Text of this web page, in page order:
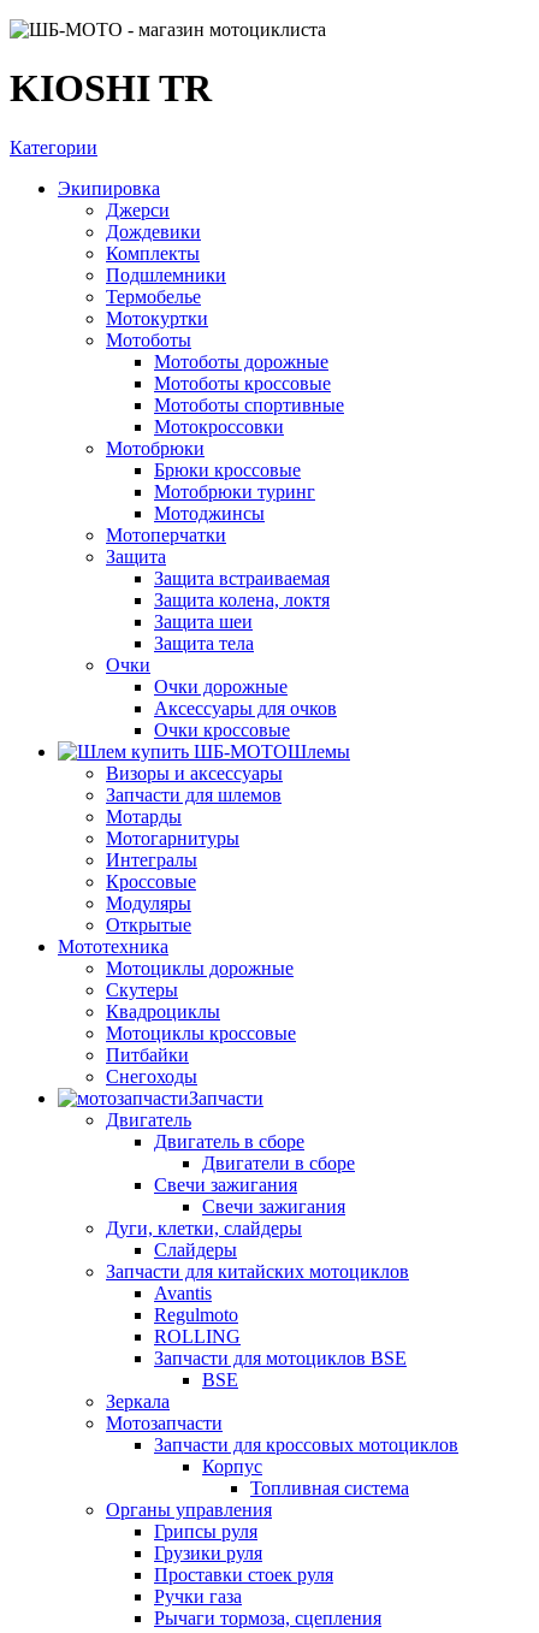
KIOSHI TR
Категории
Экипировка
Джерси
Дождевики
Комплекты
Подшлемники
Термобелье
Мотокуртки
Мотоботы
Мотоботы дорожные
Мотоботы кроссовые
Мотоботы спортивные
Мотокроссовки
Мотобрюки
Брюки кроссовые
Мотобрюки туринг
Мотоджинсы
Мотоперчатки
Защита
Защита встраиваемая
Защита колена, локтя
Защита шеи
Защита тела
Очки
Очки дорожные
Аксессуары для очков
Очки кроссовые
Шлемы
Визоры и аксессуары
Запчасти для шлемов
Мотарды
Мотогарнитуры
Интегралы
Кроссовые
Модуляры
Открытые
Мототехника
Мотоциклы дорожные
Скутеры
Квадроциклы
Мотоциклы кроссовые
Питбайки
Снегоходы
Запчасти
Двигатель
Двигатель в сборе
Двигатели в сборе
Свечи зажигания
Свечи зажигания
Дуги, клетки, слайдеры
Слайдеры
Запчасти для китайских мотоциклов
Avantis
Regulmoto
ROLLING
Запчасти для мотоциклов BSE
BSE
Зеркала
Мотозапчасти
Запчасти для кроссовых мотоциклов
Корпус
Топливная система
Органы управления
Грипсы руля
Грузики руля
Проставки стоек руля
Ручки газа
Рычаги тормоза, сцепления